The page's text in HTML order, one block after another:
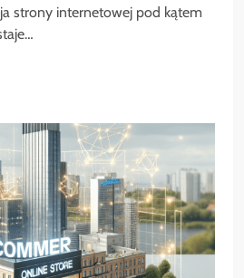
strony internetowej pod kątem